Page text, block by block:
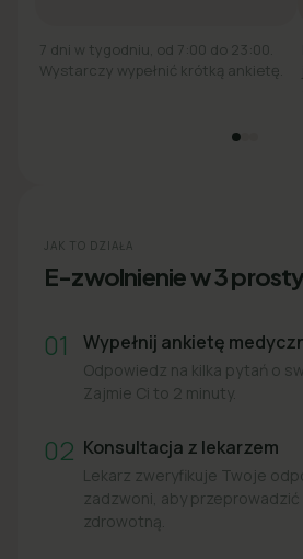
7 dni w tygodniu, od 7:00 do 23:00.
Wystarczy wypełnić krótką ankietę.
JAK TO DZIAŁA
E-zwolnienie w 3
01 Wypełnij ankietę
Odpowiedz na kilka pytań o
Zajmie Ci to 2 minuty.
02 Konsultacja z lekarzem
Lekarz zweryfikuje Twoje
zadzwoni, aby
zdrowotną.